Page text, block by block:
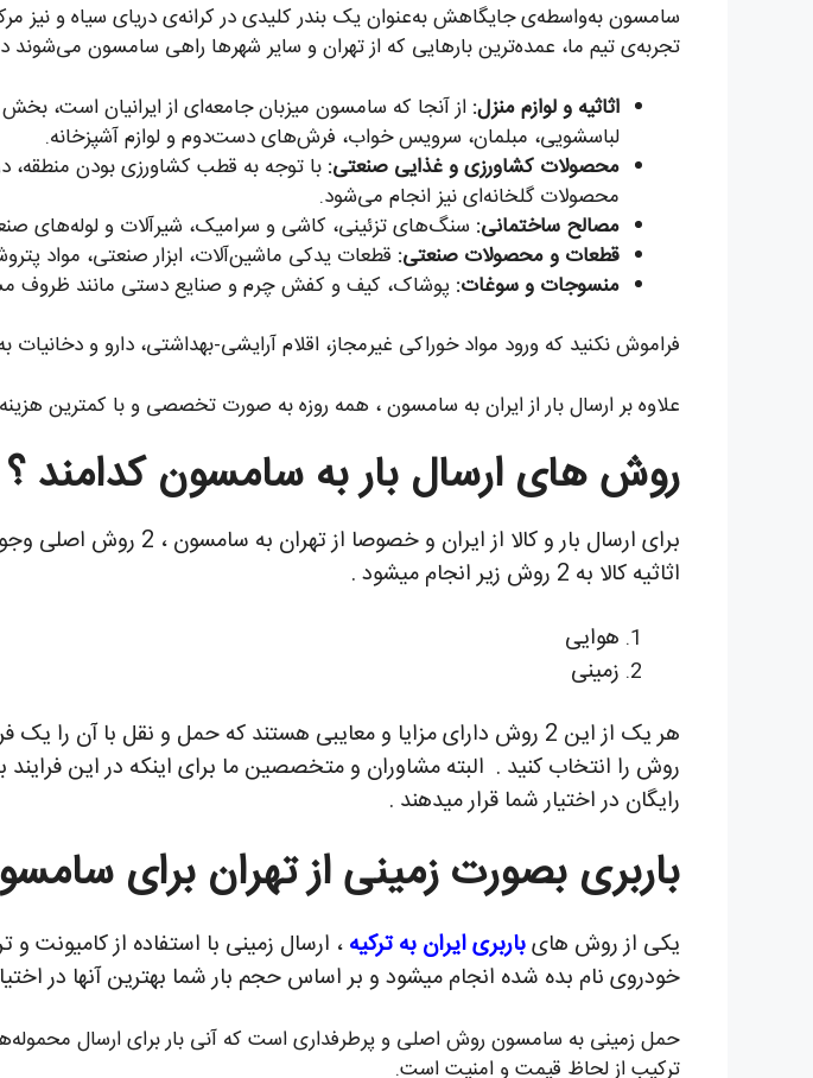
سامسون به‌واسطه‌ی جایگاهش به‌عنوان یک بندر کلیدی در کرانه‌ی دریای سیاه و نیز
تجربه‌ی تیم ما، عمده‌ترین بارهایی که از تهران و سایر شهرها راهی سامسون می‌شوند
اثاثیه و لوازم منزل: از آنجا که سامسون میزبان جامعه‌ای از ایرانیان است،
لباسشویی، مبلمان، سرویس خواب، فرش‌های دست‌دوم و لوازم آشپزخانه.
محصولات کشاورزی و غذایی صنعتی: با توجه به قطب کشاورزی بودن منطقه،
محصولات گلخانه‌ای نیز انجام می‌شود.
مصالح ساختمانی: سنگ‌های تزئینی، کاشی و سرامیک، شیرآلات و لوله‌های
قطعات و محصولات صنعتی: قطعات یدکی ماشین‌آلات، ابزار صنعتی، مواد
منسوجات و سوغات: پوشاک، کیف و کفش چرم و صنایع دستی مانند ظروف
فراموش نکنید که ورود مواد خوراکی غیرمجاز، اقلام آرایشی-بهداشتی، دارو و
علاوه بر ارسال بار از ایران به سامسون ، همه روزه به صورت تخصصی و با کمترین
روش های ارسال بار به سامسون کدامند ؟
برای ارسال بار و کالا از ایران و خصوصا از تهران به سامسون ، 2 روش اصلی وجود دارد که برای حمل و نقل می توانید از آن استفاده کنید .
اثاثیه کالا به 2 روش زیر انجام میشود .
هوایی
زمینی
هر یک از این 2 روش دارای مزایا و معایبی هستند که حمل و نقل
روش را انتخاب کنید . البته مشاوران و متخصصین ما برای اینکه در این
رایگان در اختیار شما قرار میدهند .
باربری بصورت زمینی از تهران برای
یکی از روش هایباربری ایران به ترکیه
خودروی نام بده شده انجام میشود و بر اساس حجم بار شما بهترین آنها در
حمل زمینی به سامسون روش اصلی و پرطرفداری است که آنی بار برای ارسال
ترکیب از لحاظ قیمت و امنیت است.